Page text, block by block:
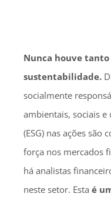
Nunca houve
sustentabilidade.
socialmente
ambientais, sociais e
(ESG) nas ações são
força nos mercados
há analistas
neste setor. Esta é